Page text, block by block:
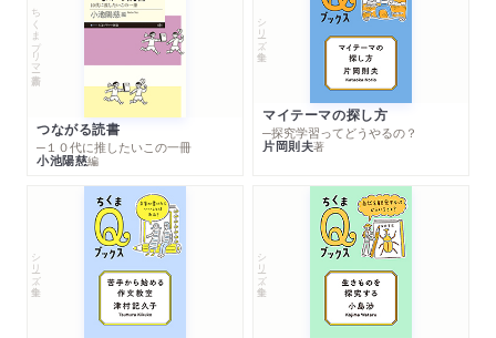
ちくまプリマー新書
つながる読書
─１０代に推したいこの一冊
小池陽慈編
シリーズ・全集
マイテーマの探し方
─探究学習ってどうやるの？
片岡則夫著
シリーズ・全集 シリーズ・全集